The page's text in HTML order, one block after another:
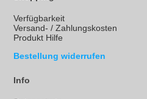
Verfügbarkeit
Versand- / Zahlungskosten
Produkt Hilfe
Bestellung widerrufen
Info